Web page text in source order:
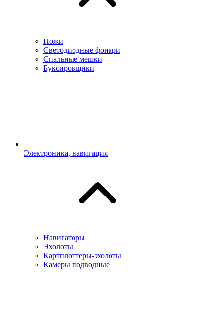
Ножи
Светодиодные фонари
Спальные мешки
Буксировщики
Электроника, навигация
Навигаторы
Эхолоты
Картплоттеры-эхолоты
Камеры подводные